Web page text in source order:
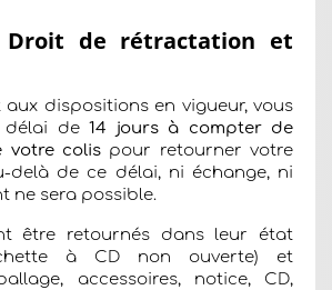
de rétractation et
aux dispositions en vigueur, vous
délai de 14 jours à compter de
votre colis pour retourner votre
delà de ce délai, ni échange, ni
ne sera possible.
être retournés dans leur état
à CD non ouverte) et
accessoires, notice, CD,